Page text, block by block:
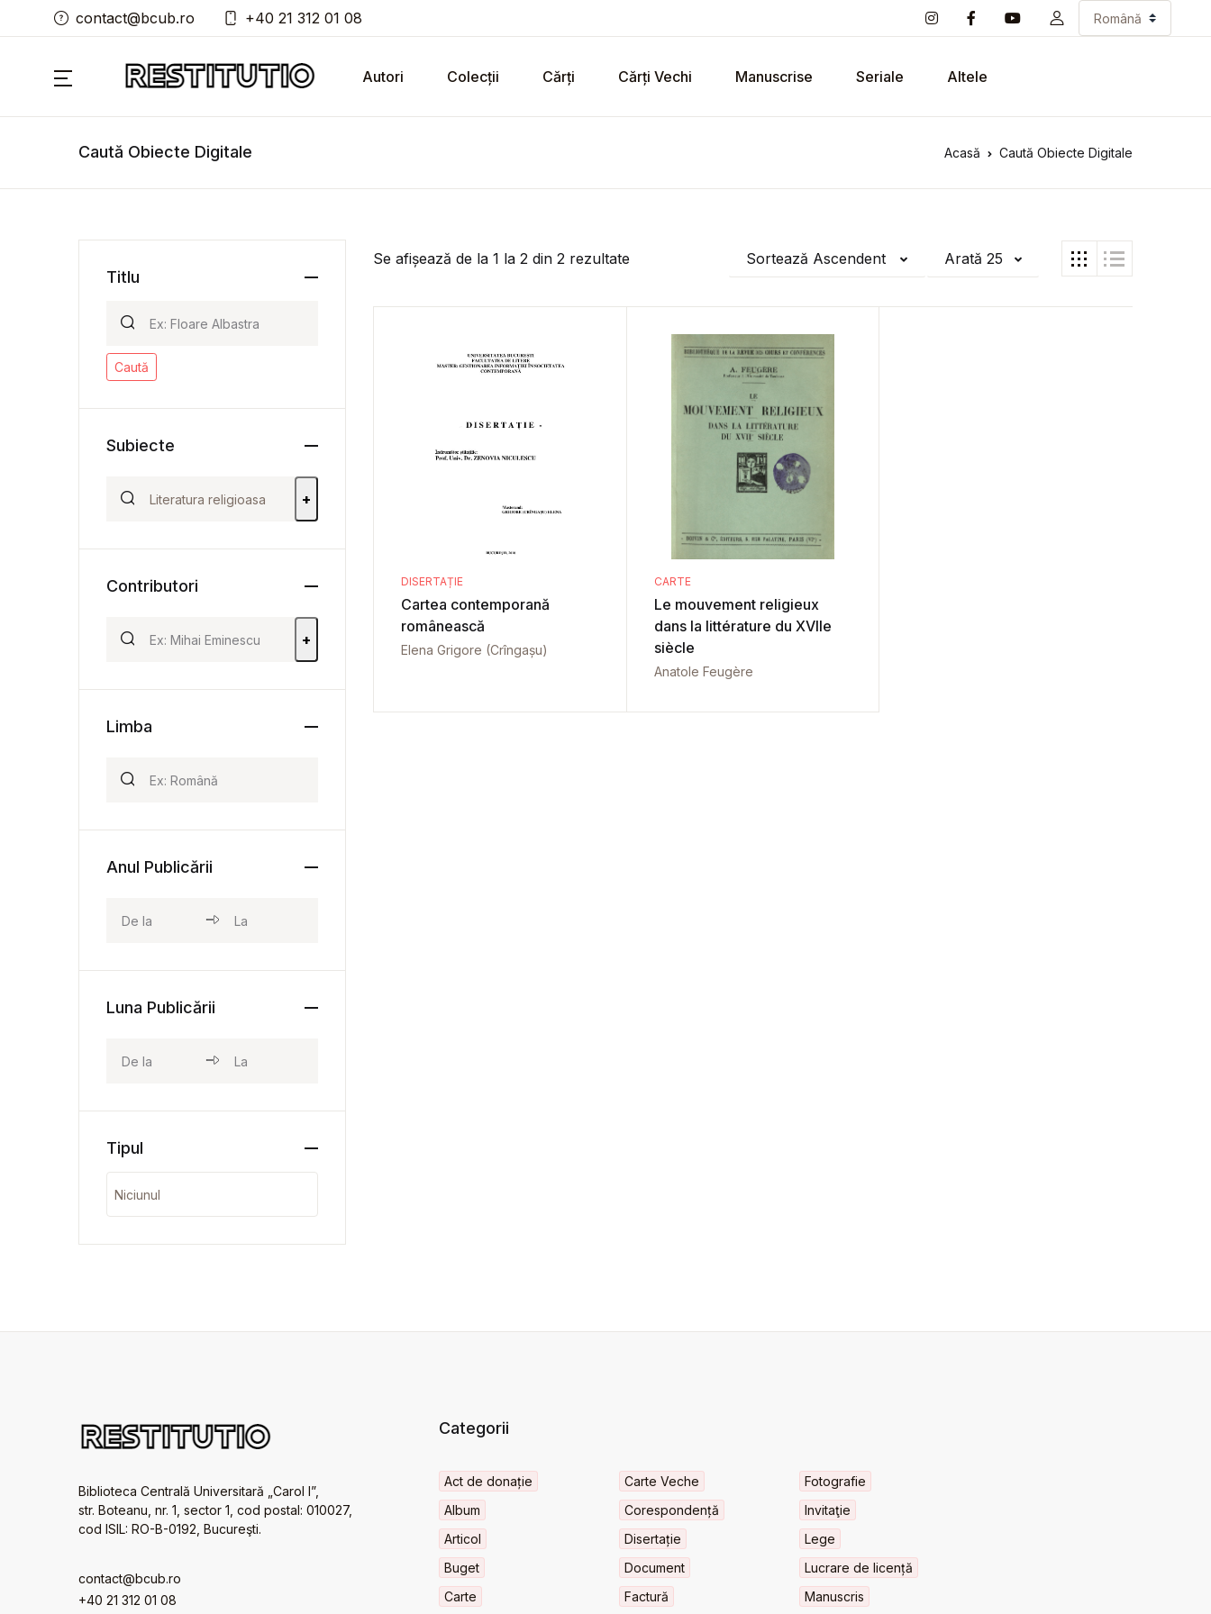
contact@bcub.ro +40 21 312 01 08
Autori Colecții Cărți Cărți Vechi Manuscrise Seriale Altele
Caută Obiecte Digitale Acasă Caută Obiecte Digitale
Se afișează de la 1 la 2din 2rezultate Sortează Ascendent Arată 25
DISERTAȚIE
Cartea contemporană
românească
Elena Grigore (Crîngașu)
CARTE
Le mouvement religieux
dans la littérature du XVIIe
siècle
Anatole Feugère
Titlu
Caută
Subiecte
+
Contributori
+
Limba
Anul Publicării
Luna Publicării
Tipul
Biblioteca Centrală Universitară „Carol I”,
str. Boteanu, nr. 1, sector 1, cod postal: 010027,
cod ISIL: RO-B-0192, Bucureşti.
contact@bcub.ro
+40 21 312 01 08
Categorii
Act de donație
Album
Articol
Buget
Carte
Carte Veche
Corespondență
Disertație
Document
Factură
Fotografie
Invitaţie
Lege
Lucrare de licență
Manuscris